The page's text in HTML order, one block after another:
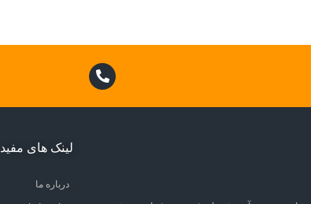
لینک های مفید
درباره ما